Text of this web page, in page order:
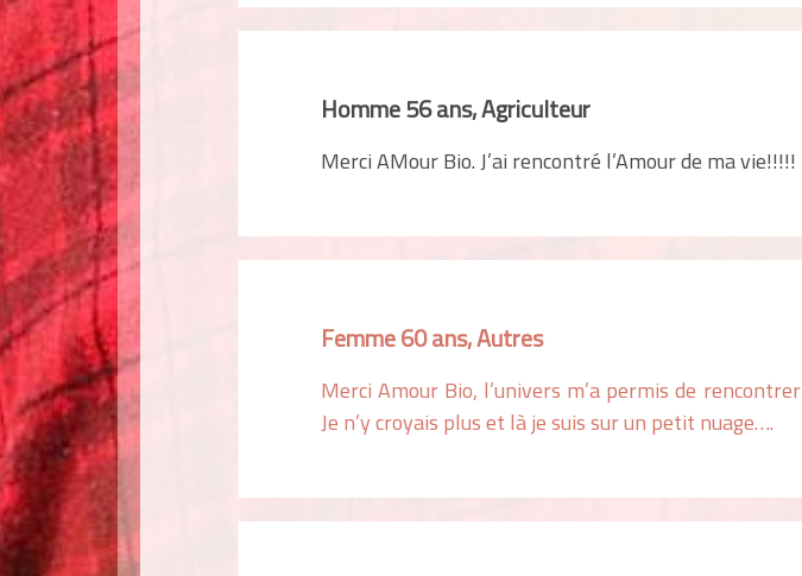
Homme 56 ans, Agriculteur
Merci AMour Bio. J’ai rencontré l’Amour de ma vie!!!!!
Femme 60 ans, Autres
Merci Amour Bio, l’univers m’a permis de
Je n’y croyais plus et là je suis sur un petit nuage….